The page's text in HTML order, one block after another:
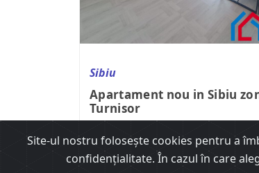
Sibiu
Apartament nou in Sibiu
Turnisor
Suprafata 65m
Site-ul nostru foloseşte cookies pentru a
confidențialitate. În cazul în care